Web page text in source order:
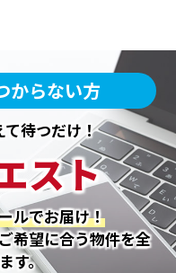
からない方
待つだけ！
スト
ルでお届け！
希望に合う物件を全
す。